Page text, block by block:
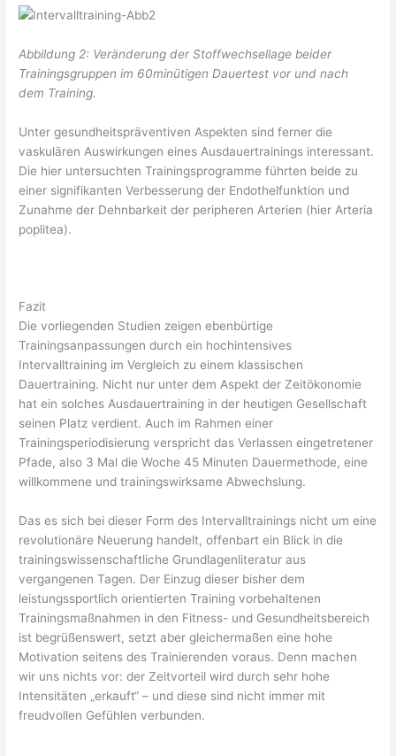
Abbildung 2: Veränderung der Stoffwechsellage beider
Trainingsgruppen im 60minütigen Dauertest vor und nach
dem Training.
Unter gesundheitspräventiven Aspekten sind ferner die
vaskulären Auswirkungen eines Ausdauertrainings interessant.
Die hier untersuchten Trainingsprogramme führten beide zu
einer signifikanten Verbesserung der Endothelfunktion und
Zunahme der Dehnbarkeit der peripheren Arterien (hier Arteria
poplitea).
Fazit
Die vorliegenden Studien zeigen ebenbürtige
Trainingsanpassungen durch ein hochintensives
Intervalltraining im Vergleich zu einem klassischen
Dauertraining. Nicht nur unter dem Aspekt der Zeitökonomie
hat ein solches Ausdauertraining in der heutigen Gesellschaft
seinen Platz verdient. Auch im Rahmen einer
Trainingsperiodisierung verspricht das Verlassen eingetretener
Pfade, also 3 Mal die Woche 45 Minuten Dauermethode, eine
willkommene und trainingswirksame Abwechslung.
Das es sich bei dieser Form des Intervalltrainings nicht um eine
revolutionäre Neuerung handelt, offenbart ein Blick in die
trainingswissenschaftliche Grundlagenliteratur aus
vergangenen Tagen. Der Einzug dieser bisher dem
leistungssportlich orientierten Training vorbehaltenen
Trainingsmaßnahmen in den Fitness- und Gesundheitsbereich
ist begrüßenswert, setzt aber gleichermaßen eine hohe
Motivation seitens des Trainierenden voraus. Denn machen
wir uns nichts vor: der Zeitvorteil wird durch sehr hohe
Intensitäten „erkauft“ – und diese sind nicht immer mit
freudvollen Gefühlen verbunden.